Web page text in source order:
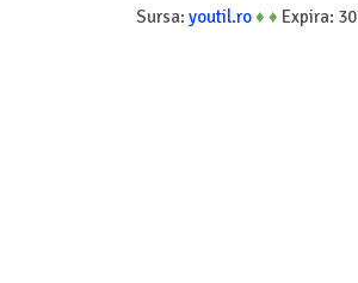
Sursa: youtil.ro♦ ♦ Expira: